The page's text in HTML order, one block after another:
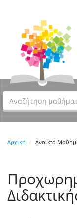
Αρχική Ανοικτό